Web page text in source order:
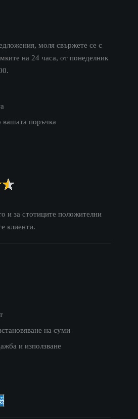
моля свържете се с
на 24 часа, от понеделник
вашата поръчка
и за стотиците положителни
клиенти.
на суми
и използване